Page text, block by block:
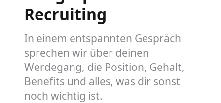
Recruiting
In einem entspannten Gespräch
sprechen wir über deinen
Werdegang, die Position, Gehalt,
Benefits und alles, was dir sonst
noch wichtig ist.